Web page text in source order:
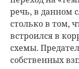
речь, в данном
столько в том,
встроился в
схемы.
собственных